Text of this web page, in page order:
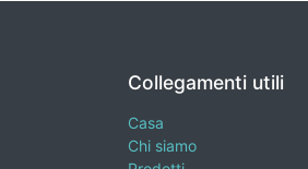
Collegamenti utili
Casa
Chi siamo